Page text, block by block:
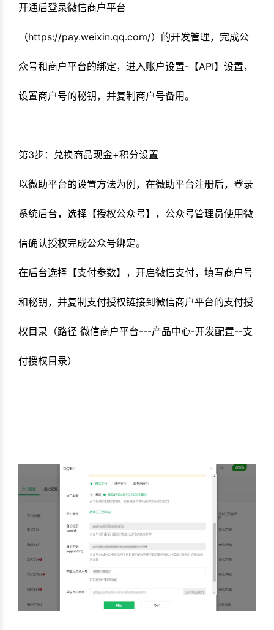
开通后登录微信商户平台
（https://pay.weixin.qq.com/）的开发管理，完成公
众号和商户平台的绑定，进入账户设置-【API】设置，
设置商户号的秘钥，并复制商户号备用。
第3步：兑换商品现金+积分设置
以微助平台的设置方法为例，在微助平台注册后，登录
系统后台，选择【授权公众号】，公众号管理员使用微
信确认授权完成公众号绑定。
在后台选择【支付参数】， 开启微信支付，填写商户号
和秘钥，并复制支付授权链接到微信商户平台的支付授
权目录（路径 微信商户平台---产品中心-开发配置--支
付授权目录）